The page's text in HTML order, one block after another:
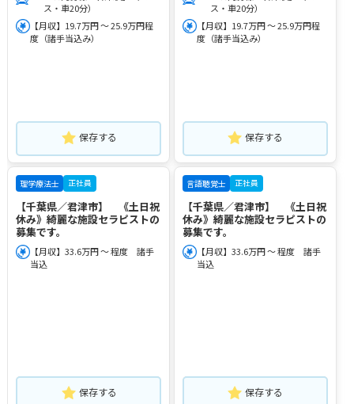
ス・車20分）
【月収】19.7万円 ～ 25.9万円程
度（諸手当込み）
保存する
ス・車20分）
【月収】19.7万円 ～ 25.9万円程
度（諸手当込み）
保存する
理学療法士 正社員
【千葉県／君津市】 《土日祝
休み》綺麗な施設セラピストの
募集です。
【月収】33.6万円 ～ 程度 諸手
当込
保存する
言語聴覚士 正社員
【千葉県／君津市】 《土日祝
休み》綺麗な施設セラピストの
募集です。
【月収】33.6万円 ～ 程度 諸手
当込
保存する